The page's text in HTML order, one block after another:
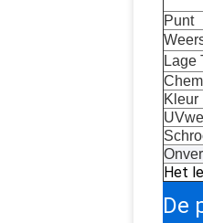
Punt
Lage
Kleur
Het
De